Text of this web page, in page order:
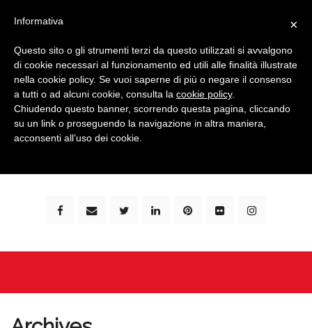
bimbi e viaggi - family travel blog: community #1 in
×
Informativa
Questo sito o gli strumenti terzi da questo utilizzati si avvalgono
di cookie necessari al funzionamento ed utili alle finalità illustrate
nella cookie policy. Se vuoi saperne di più o negare il consenso
a tutti o ad alcuni cookie, consulta la cookie policy.
Chiudendo questo banner, scorrendo questa pagina, cliccando
su un link o proseguendo la navigazione in altra maniera,
acconsenti all’uso dei cookie.